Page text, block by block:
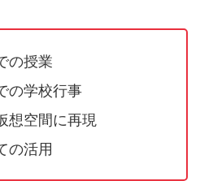
の授業
の学校行事
想空間に再現
の活用